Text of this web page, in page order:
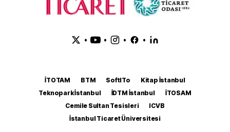
• • • •
İTOTAM BTM SoftITo
Kitap İstanbul
Teknopark İstanbul
İDTM İstanbul
İTOSAM
Cemile Sultan Tesisleri
ICVB
İstanbul Ticaret Üniversitesi